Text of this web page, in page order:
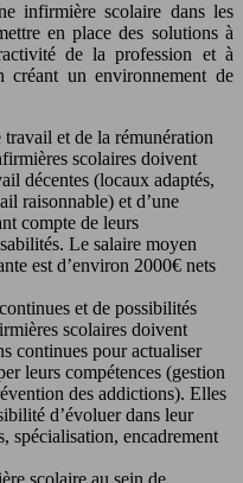
infirmière scolaire dans les
en place des solutions à
de la profession et à
créant un environnement de
et de la rémunération
scolaires doivent
décentes (locaux adaptés,
raisonnable) et d’une
compte de leurs
Le salaire moyen
est d’environ 2000€ nets
et de possibilités
scolaires doivent
continues pour actualiser
leurs compétences (gestion
des addictions). Elles
d’évoluer dans leur
spécialisation, encadrement